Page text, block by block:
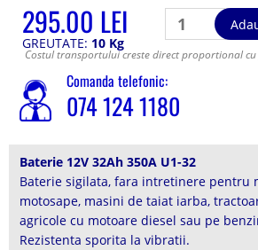
295.00 LEI
GREUTATE: 10 Kg
Costul transportului creste direct proportional
Comanda telefonic:
074 124 1180
Baterie 12V 32Ah 350A U1-32
Baterie sigilata, fara intretinere pentru
motosape, masini de taiat iarba,
agricole cu motoare diesel sau pe
Rezistenta sporita la vibratii.